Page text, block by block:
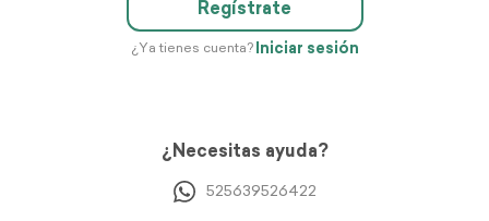
Regístrate
¿Ya tienes cuenta? Iniciar sesión
¿Necesitas ayuda?
525639526422